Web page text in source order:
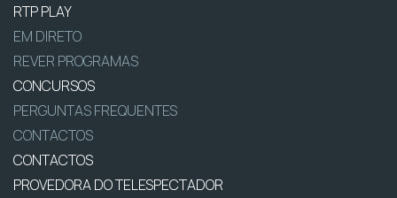
RTP PLAY
EM DIRETO
REVER PROGRAMAS
CONCURSOS
PERGUNTAS FREQUENTES
CONTACTOS
CONTACTOS
PROVEDORA DO TELESPECTADOR